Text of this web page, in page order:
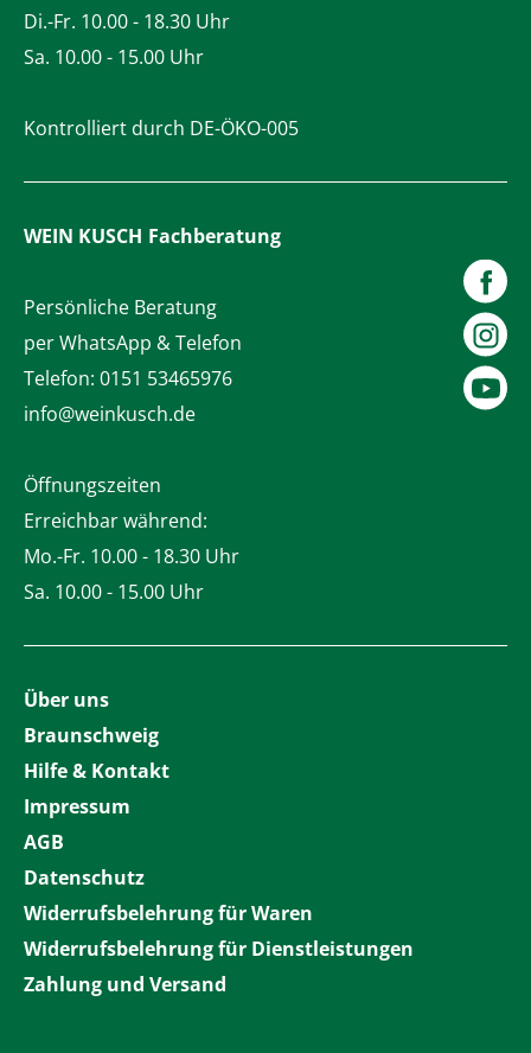
Di.-Fr. 10.00 - 18.30 Uhr
Sa. 10.00 - 15.00 Uhr
Kontrolliert durch DE-ÖKO-005
WEIN KUSCH Fachberatung
Persönliche Beratung
per WhatsApp & Telefon
Telefon: 0151 53465976
info@weinkusch.de
Öffnungszeiten
Erreichbar während:
Mo.-Fr. 10.00 - 18.30 Uhr
Sa. 10.00 - 15.00 Uhr
Über uns
Braunschweig
Hilfe & Kontakt
Impressum
AGB
Datenschutz
Widerrufsbelehrung für Waren
Widerrufsbelehrung für Dienstleistungen
Zahlung und Versand